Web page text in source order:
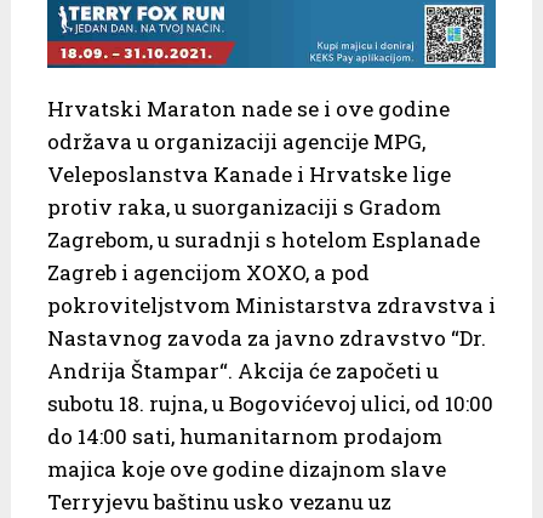
Hrvatski Maraton nade se i ove godine
održava u organizaciji agencije MPG,
Veleposlanstva Kanade i Hrvatske lige
protiv raka, u suorganizaciji s Gradom
Zagrebom, u suradnji s hotelom Esplanade
Zagreb i agencijom XOXO, a pod
pokroviteljstvom Ministarstva zdravstva i
Nastavnog zavoda za javno zdravstvo “Dr.
Andrija Štampar“. Akcija će započeti u
subotu 18. rujna, u Bogovićevoj ulici, od 10:00
do 14:00 sati, humanitarnom prodajom
majica koje ove godine dizajnom slave
Terryjevu baštinu usko vezanu uz